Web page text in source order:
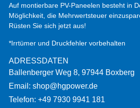
Auf montierbare PV-Paneelen besteht in
Möglichkeit, die Mehrwertsteuer
Rüsten Sie sich jetzt aus!
*Irrtümer und Druckfehler vorbehalten
ADRESSDATEN
Ballenberger Weg 8, 97944 Boxberg
Email: shop@hgpower.de
Telefon: +49 7930 9941 181